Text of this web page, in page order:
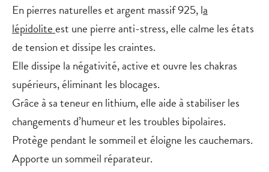
En pierres naturelles et argent massif 925,la
lépidoliteest une pierre anti-stress, elle calme les états
de tension et dissipe les craintes.
Elle dissipe la négativité, active et ouvre les chakras
supérieurs, éliminant les blocages.
Grâce à sa teneur en lithium, elle aide à stabiliser les
changements d’humeur et les troubles bipolaires.
Protège pendant le sommeil et éloigne les cauchemars.
Apporte un sommeil réparateur.